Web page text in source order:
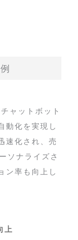
ャットボット
動化を実現し
速化され、売
ソナライズさ
ン率も向上し
上